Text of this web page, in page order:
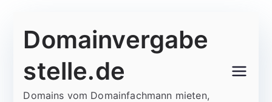
Inhalt
Domainvergabe
stelle.de
Domains vom Domainfachmann mieten,